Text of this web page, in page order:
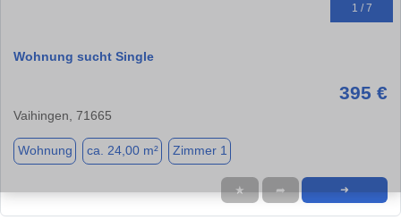
1 / 7
Wohnung sucht Single
395 €
Vaihingen, 71665
Wohnung ca. 24,00 m² Zimmer 1
★ ➦ ➜